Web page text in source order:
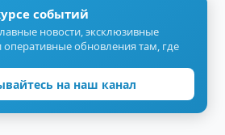
событий
новости, эксклюзивные
обновления там, где
на наш канал